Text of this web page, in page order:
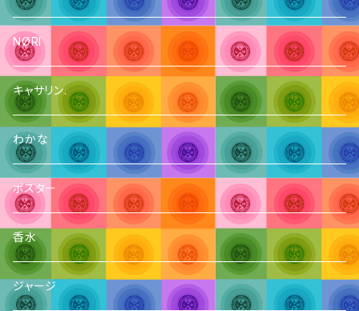
NØRI
キャサリン.
わかな
ポスター
香水
ジャージ